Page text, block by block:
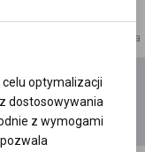
reklama
Wszystkie
optymalizacji
dostosowywania
z wymogami